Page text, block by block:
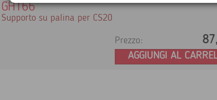
GHT66
Supporto su palina per CS20
Prezzo:
AGGIUNGI AL